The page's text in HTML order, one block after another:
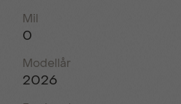
Mil
0
Modellår
2026